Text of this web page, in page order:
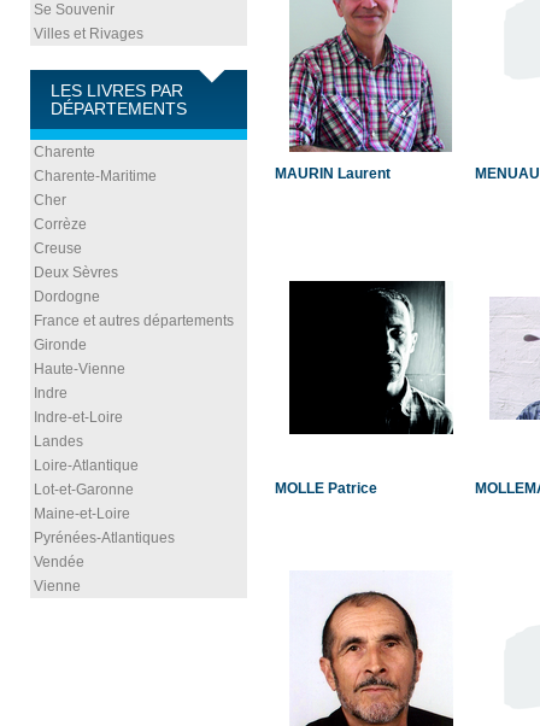
Se Souvenir
Villes et Rivages
LES LIVRES PAR
DÉPARTEMENTS
Charente
Charente-Maritime
Cher
Corrèze
Creuse
Deux Sèvres
Dordogne
France et autres départements
Gironde
Haute-Vienne
Indre
Indre-et-Loire
Landes
Loire-Atlantique
Lot-et-Garonne
Maine-et-Loire
Pyrénées-Atlantiques
Vendée
Vienne
MAURIN Laurent
MOLLE Patrice